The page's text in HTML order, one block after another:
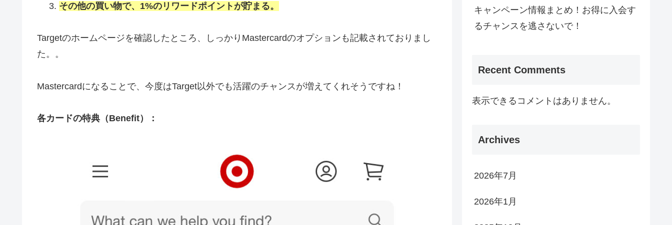
その他の買い物で、1%のリワードポイントが貯まる。
Targetのホームページを確認したところ、しっかりMastercardのオプションも記載されておりまし
た。。
Mastercardになることで、今度はTarget以外でも活躍のチャンスが増えてくれそうですね！
各カードの特典（Benefit）：
キャンペーン情報まとめ！お得に入会す
るチャンスを逃さないで！
Recent Comments
表示できるコメントはありません。
Archives
2026年7月
2026年1月